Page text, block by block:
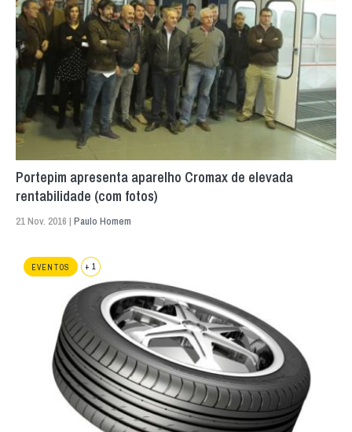
Portepim apresenta aparelho Cromax de elevada
rentabilidade (com fotos)
21 Nov. 2016 | Paulo Homem
EVENTOS + 1